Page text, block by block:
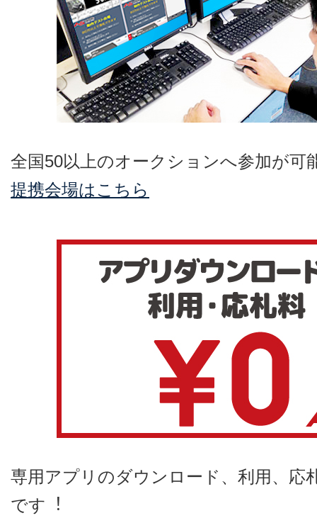
全国50以上のオークションへ参加が可
提携会場はこちら
専用アプリのダウンロード、利用、応
です︕